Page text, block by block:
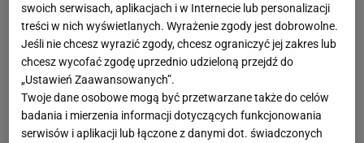
swoich serwisach, aplikacjach i w Internecie lub personalizacji
treści w nich wyświetlanych. Wyrażenie zgody jest dobrowolne.
Jeśli nie chcesz wyrazić zgody, chcesz ograniczyć jej zakres lub
chcesz wycofać zgodę uprzednio udzieloną przejdź do
„Ustawień Zaawansowanych”.
Twoje dane osobowe mogą być przetwarzane także do celów
badania i mierzenia informacji dotyczących funkcjonowania
serwisów i aplikacji lub łączone z danymi dot. świadczonych